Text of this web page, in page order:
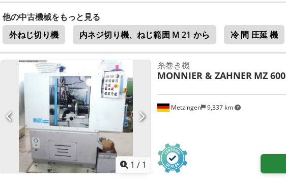
他の中古機械をもっと見る
外ねじ切り機
内ネジ切り機、ねじ範囲 M 21 から 冷 間 圧延 機
1 / 1
Metzingen 9,337 km
糸巻き機
MONNIER & ZAHNER MZ 600